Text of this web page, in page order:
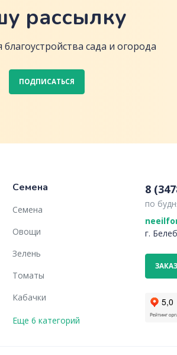
рассылку
сада и огорода
ПОДПИСАТЬСЯ
Семена
Семена
Овощи
Зелень
Томаты
Кабачки
Еще 6 категорий
8
по
г.